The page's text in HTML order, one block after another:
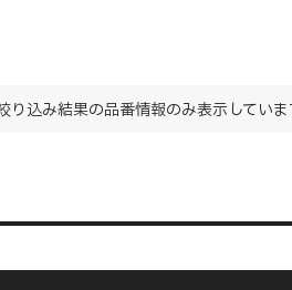
込み結果の品番情報のみ表示していま